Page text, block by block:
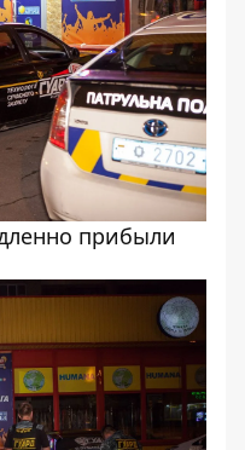
прибыли